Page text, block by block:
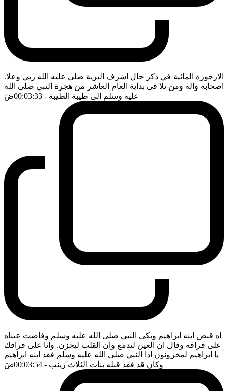
الارجوزة المائية في ذكر حال اشرف البرية صلى عليه الله ربي وعلا.
اصحابه واله ومن تلا في بداية العام العاشر من هجرة النبي صلى الله
عليه وسلم الى طيبة الطيبة - 00:03:33 ضَ
اه قبض ابنه ابراهيم وبكى النبي صلى الله عليه وسلم وفاضت عيناه
على فراقه وقال ان العين لتدمع وان القلب ليحزن. وانا على فراقك
يا ابراهيم لمحزونون اذا النبي صلى الله عليه وسلم فقد ابنه ابراهيم
وكان قد فقد قبله بنات الثلاث زينب - 00:03:54 ضَ